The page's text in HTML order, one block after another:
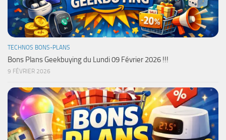
TECHNOS BONS-PLANS
Bons Plans Geekbuying du Lundi 09 Février 2026 !!!
9 FÉVRIER 2026